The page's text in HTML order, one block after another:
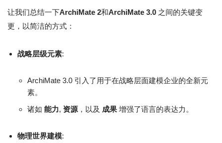
让我们总结一下ArchiMate 2和ArchiMate 3.0 之间的关键变
更，以简洁的方式：
战略层级元素:
ArchiMate 3.0 引入了用于在战略层面建模企业的全新元
素。
诸如 能力, 资源 ，以及 成果 增强了语言的表达力。
物理世界建模: